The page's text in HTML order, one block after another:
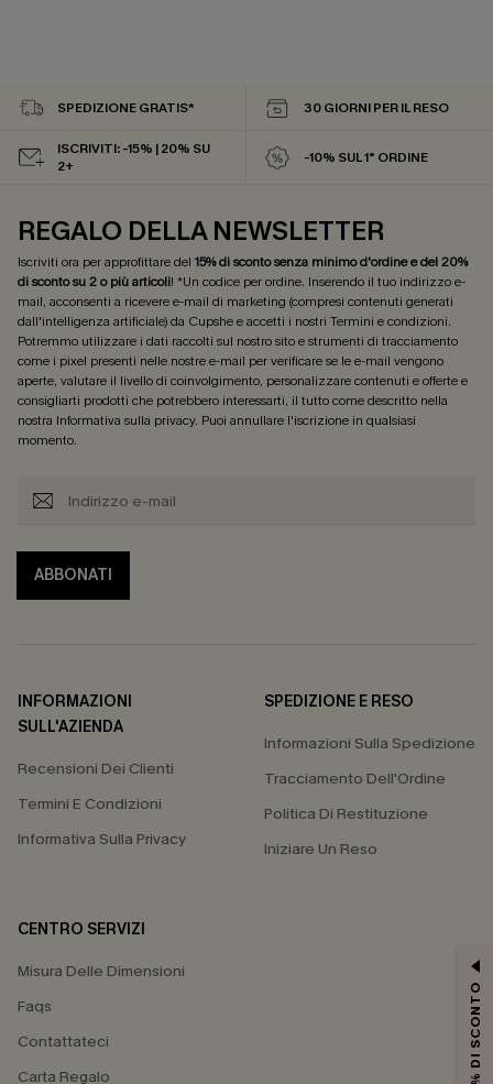
SPEDIZIONE GRATIS* 30 GIORNI PER IL RESO
ISCRIVITI: -15% | 20% SU
2+
-10% SUL 1° ORDINE
REGALO DELLA NEWSLETTER
Iscriviti ora per approfittare del 15% di sconto senza minimo d'ordine e del 20%
di sconto su 2 o più articoli! *Un codice per ordine. Inserendo il tuo indirizzo e-
mail, acconsenti a ricevere e-mail di marketing (compresi contenuti generati
dall'intelligenza artificiale) da Cupshe e accetti i nostri Termini e condizioni.
Potremmo utilizzare i dati raccolti sul nostro sito e strumenti di tracciamento
come i pixel presenti nelle nostre e-mail per verificare se le e-mail vengono
aperte, valutare il livello di coinvolgimento, personalizzare contenuti e offerte e
consigliarti prodotti che potrebbero interessarti, il tutto come descritto nella
nostra Informativa sulla privacy. Puoi annullare l'iscrizione in qualsiasi
momento.
ABBONATI
INFORMAZIONI
SULL'AZIENDA
Recensioni Dei Clienti
Termini E Condizioni
Informativa Sulla Privacy
SPEDIZIONE E RESO
Informazioni Sulla Spedizione
Tracciamento Dell'Ordine
Politica Di Restituzione
Iniziare Un Reso
CENTRO SERVIZI
Misura Delle Dimensioni
Faqs
Contattateci
Carta Regalo
15% DI SCONTO